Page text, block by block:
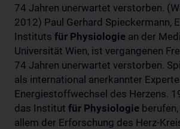
74 Jahren unerwartet verstorben.
2012) Paul Gerhard Spieckermann,
Instituts für Physiologie an der
Universität Wien, ist vergangenen
74 Jahren unerwartet verstorben.
als international anerkannter Experte
Energiestoffwechsel des Herzens.
das Institut für Physiologie
allem der Erforschung des Herz-